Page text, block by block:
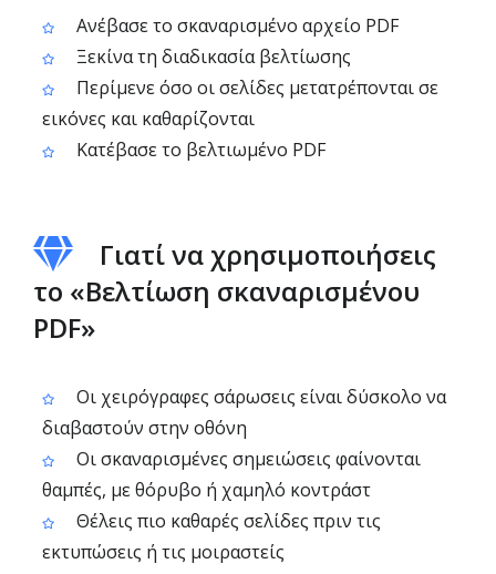
Ανέβασε το σκαναρισμένο αρχείο PDF
Ξεκίνα τη διαδικασία βελτίωσης
Περίμενε όσο οι σελίδες μετατρέπονται σε
εικόνες και καθαρίζονται
Κατέβασε το βελτιωμένο PDF
Γιατί να χρησιμοποιήσεις
το «Βελτίωση σκαναρισμένου
PDF»
Οι χειρόγραφες σάρωσεις είναι δύσκολο να
διαβαστούν στην οθόνη
Οι σκαναρισμένες σημειώσεις φαίνονται
θαμπές, με θόρυβο ή χαμηλό κοντράστ
Θέλεις πιο καθαρές σελίδες πριν τις
εκτυπώσεις ή τις μοιραστείς